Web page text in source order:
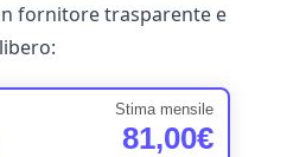
fornitore trasparente e
Stima mensile
81,00€